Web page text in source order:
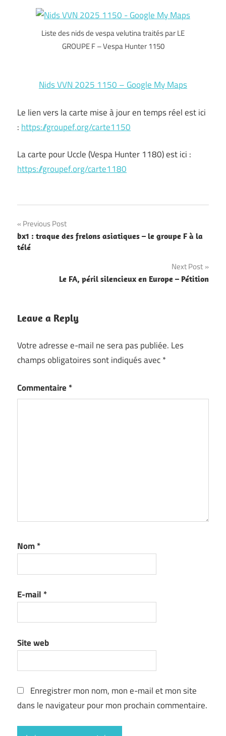
Liste des nids de vespa velutina traités par LE
GROUPE F – Vespa Hunter 1150
Nids VVN 2025 1150 – Google My Maps
Le lien vers la carte mise à jour en temps réel est ici
: https://groupef.org/carte1150
La carte pour Uccle (Vespa Hunter 1180) est ici :
https://groupef.org/carte1180
Navigation
de
Previous Post
bx1 : traque des frelons asiatiques – le groupe F à la
télé
Next Post
Le FA, péril silencieux en Europe – Pétition
Leave a Reply
Votre adresse e-mail ne sera pas publiée. Les
champs obligatoires sont indiqués avec*
Commentaire *
Nom*
E-mail *
Site web
Enregistrer mon nom, mon e-mail et mon site
dans le navigateur pour mon prochain commentaire.